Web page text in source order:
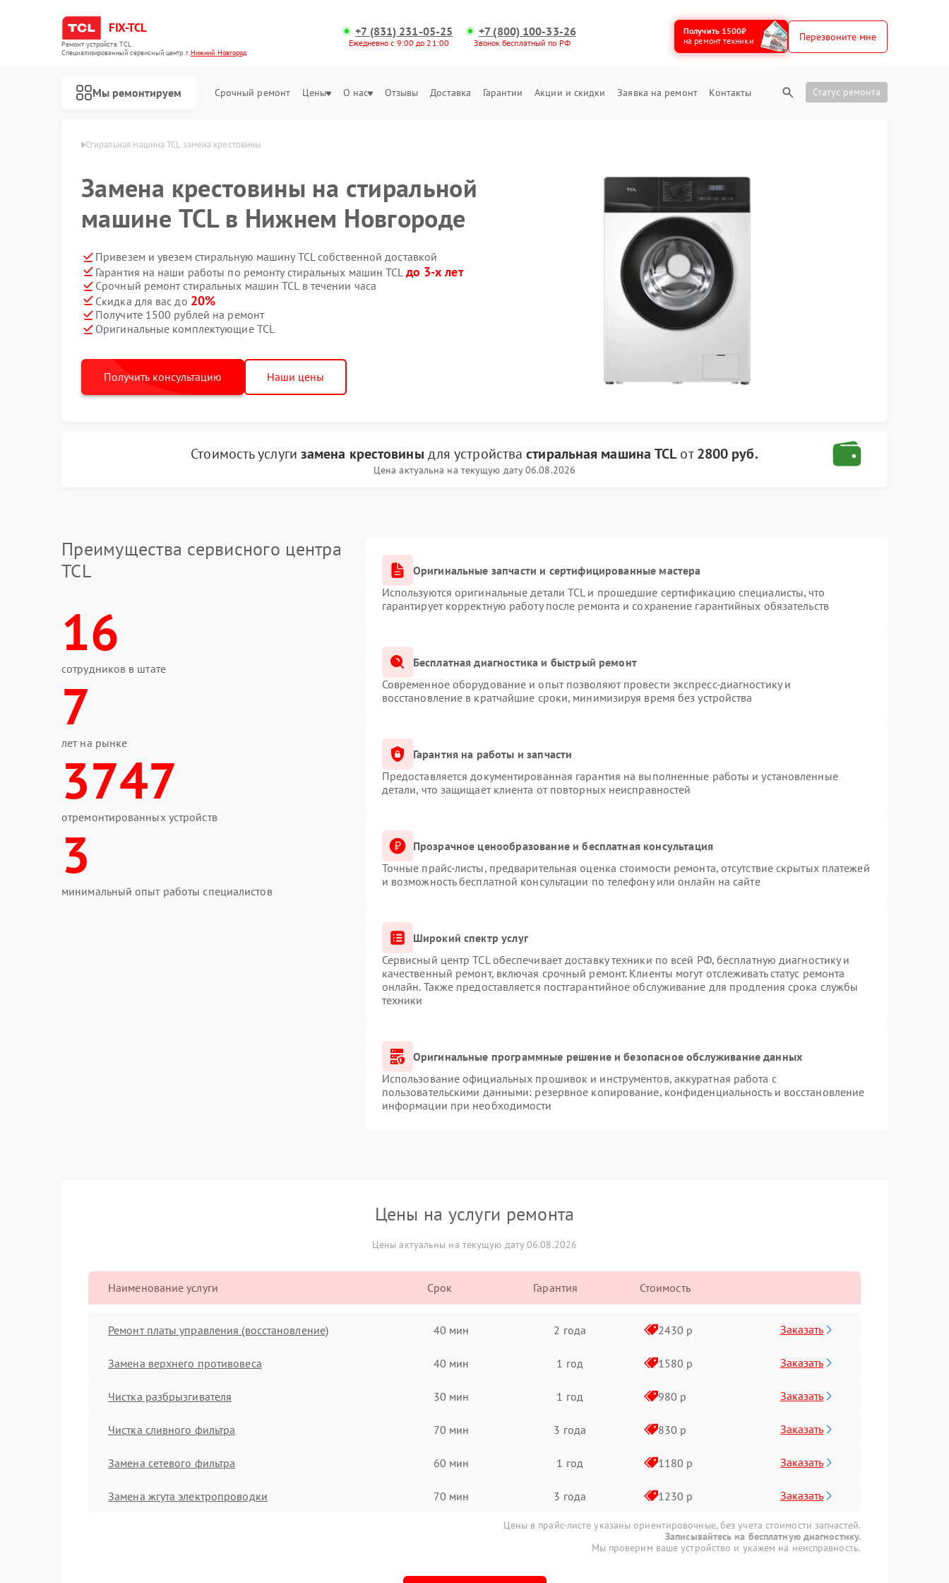
FIX-TCL
Ремонт устройств TCL
Специализированный cервисный центр г.Нижний Новгород
+7 (831) 231-05-25
Ежедневно с 9:00 до 21:00
+7 (800) 100-33-26
Звонок бесплатный по РФ
Получить 1500₽
на ремонт техники
Перезвоните мне
Мы ремонтируем Срочный ремонт Цены О нас Отзывы Доставка Гарантии Акции и скидки Заявка на ремонт Контакты Статус ремонта
Нижнем Новгороде Стиральная машина TCL замена крестовины
Замена крестовины на стиральной
машине TCL в Нижнем Новгороде
Привезем и увезем стиральную машину TCL собственной доставкой
Гарантия на наши работы по ремонту стиральных машин TCL до 3-х лет
Срочный ремонт стиральных машин TCL в течении часа
Скидка для вас до 20%
Получите 1500 рублей на ремонт
Оригинальные комплектующие TCL
Получить консультацию Наши цены
Стоимость услуги замена крестовины для устройствастиральная машина TCL от2800 руб.
Цена актуальна на текущую дату 06.08.2026
Преимущества сервисного центра
TCL
16
сотрудников в штате
7
лет на рынке
3747
отремонтированных устройств
3
минимальный опыт работы специалистов
Оригинальные запчасти и сертифицированные мастера
Используются оригинальные детали TCL и прошедшие сертификацию специалисты, что
гарантирует корректную работу после ремонта и сохранение гарантийных обязательств
Бесплатная диагностика и быстрый ремонт
Современное оборудование и опыт позволяют провести экспресс-диагностику и
восстановление в кратчайшие сроки, минимизируя время без устройства
Гарантия на работы и запчасти
Предоставляется документированная гарантия на выполненные работы и установленные
детали, что защищает клиента от повторных неисправностей
Прозрачное ценообразование и бесплатная консультация
Точные прайс-листы, предварительная оценка стоимости ремонта, отсутствие скрытых платежей
и возможность бесплатной консультации по телефону или онлайн на сайте
Широкий спектр услуг
Сервисный центр TCL обеспечивает доставку техники по всей РФ, бесплатную диагностику и
качественный ремонт, включая срочный ремонт. Клиенты могут отслеживать статус ремонта
онлайн. Также предоставляется постгарантийное обслуживание для продления срока службы
техники
Оригинальные программные решение и безопасное обслуживание данных
Использование официальных прошивок и инструментов, аккуратная работа с
пользовательскими данными: резервное копирование, конфиденциальность и восстановление
информации при необходимости
Цены на услуги ремонта
Цены актуальны на текущую дату 06.08.2026
Наименование услуги Срок Гарантия Стоимость
Ремонт платы управления (восстановление) 40 мин 2 года 2430 р Заказать
Замена верхнего противовеса 40 мин 1 год 1580 р Заказать
Чистка разбрызгивателя 30 мин 1 год 980 р Заказать
Чистка сливного фильтра 70 мин 3 года 830 р Заказать
Замена сетевого фильтра 60 мин 1 год 1180 р Заказать
Замена жгута электропроводки 70 мин 3 года 1230 р Заказать
Цены в прайс-листе указаны ориентировочные, без учета стоимости запчастей.
Записывайтесь на бесплатную диагностику.
Мы проверим ваше устройство и укажем на неисправность.